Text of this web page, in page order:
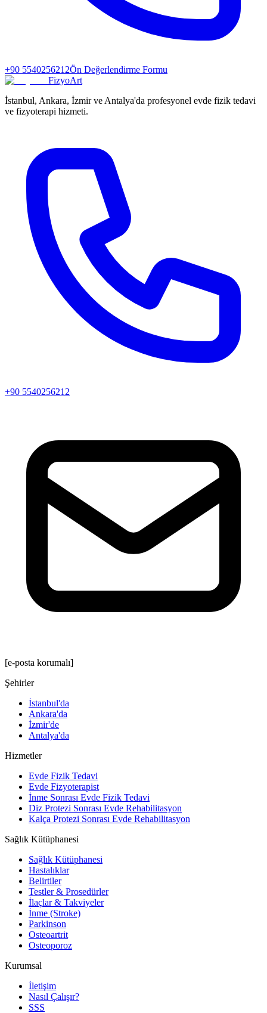
+90 5540256212Ön Değerlendirme Formu
FizyoArt
İstanbul, Ankara, İzmir ve Antalya'da profesyonel evde fizik tedavi
ve fizyoterapi hizmeti.
+90 5540256212
[e-posta korumalı]
Şehirler
İstanbul'da
Ankara'da
İzmir'de
Antalya'da
Hizmetler
Evde Fizik Tedavi
Evde Fizyoterapist
İnme Sonrası Evde Fizik Tedavi
Diz Protezi Sonrası Evde Rehabilitasyon
Kalça Protezi Sonrası Evde Rehabilitasyon
Sağlık Kütüphanesi
Sağlık Kütüphanesi
Hastalıklar
Belirtiler
Testler & Prosedürler
İlaçlar & Takviyeler
İnme (Stroke)
Parkinson
Osteoartrit
Osteoporoz
Kurumsal
İletişim
Nasıl Çalışır?
SSS